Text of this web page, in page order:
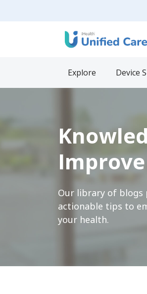
Explore Device
Our library of blogs
actionable tips to
your health.